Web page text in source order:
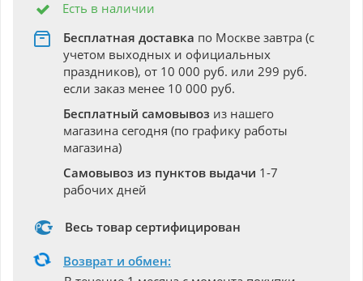
Есть в наличии
Бесплатная доставка по Москве завтра (с
учетом выходных и официальных
праздников), от 10 000 руб. или 299 руб.
если заказ менее 10 000 руб.
Бесплатный самовывоз из нашего
магазина сегодня (по графику работы
магазина)
Самовывоз из пунктов выдачи 1-7
рабочих дней
Весь товар сертифицирован
Возврат и обмен: